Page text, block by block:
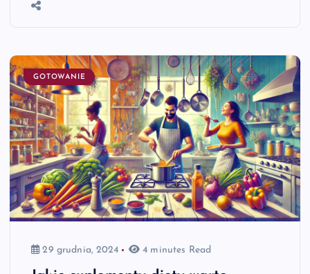
GOTOWANIE
29 grudnia, 2024 4 minutes Read